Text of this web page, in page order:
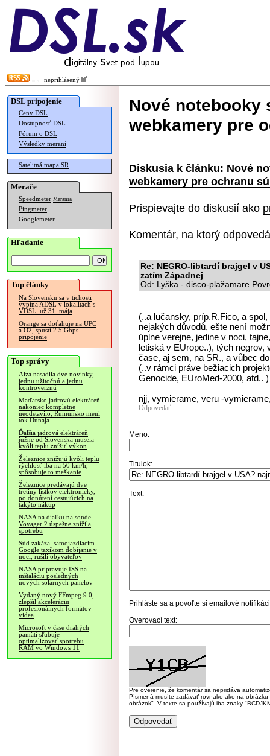
neprihlásený
DSL pripojenie
Ceny DSL
Dostupnosť DSL
Fórum o DSL
Výsledky meraní
Satelitná mapa SR
Merače
Speedmeter Merania
Pingmeter
Googlemeter
Hľadanie
Top články
Na Slovensku sa v tichosti
vypína ADSL v lokalitách s
VDSL, už 31. mája
Orange sa doťahuje na UPC
a O2, spustí 2.5 Gbps
pripojenie
Top správy
Alza nasadila dve novinky,
jednu užitočnú a jednu
kontroverznú
Maďarsko jadrovú elektráreň
nakoniec kompletne
neodstavilo, Rumunsko mení
tok Dunaja
Ďalšia jadrová elektráreň
južne od Slovenska musela
kvôli teplu znížiť výkon
Železnice znižujú kvôli teplu
rýchlosť iba na 50 km/h,
spôsobuje to meškanie
Železnice predávajú dve
tretiny lístkov elektronicky,
po donútení cestujúcich na
takýto nákup
NASA na diaľku na sonde
Voyager 2 úspešne znížila
spotrebu
Súd zakázal samojazdiacim
Google taxíkom dobíjanie v
noci, rušili obyvateľov
NASA pripravuje ISS na
inštaláciu posledných
nových solárnych panelov
Vydaný nový FFmpeg 9.0,
zlepšil akceleráciu
profesionálnych formátov
videa
Microsoft v čase drahých
pamätí sľubuje
optimalizovať spotrebu
RAM vo Windows 11
Nové notebooky
webkamery pre
Diskusia k článku: Nové
webkamery pre ochranu
Prispievajte do diskusií ako
Komentár, na ktorý
Re: NEGRO-libtardí brajgel v
zatím Západnej
Od: Lyška - disco-plažamare
(..a lučansky, príp.R.Fico, a
nejakých důvodů, ešte není
úplne verejne, jedine v noci,
letiská v EUrope..), tých
čase, aj sem, na SR., a vůbec
(..v rámci práve bežiacich
Genocide, EUroMed-2000, atd.. )
njj, vymierame, veru -
Odpovedať
Meno:
Titulok:
Text:
Prihláste sa a povoľte si emailové
Overovací text:
Pre overenie, že komentár sa nepridáva
Písmená musíte zadávať rovnako ako na
obrázok". V texte sa používajú iba znaky